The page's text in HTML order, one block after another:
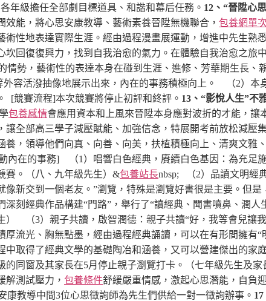
年級擔任全部劇目標道具、和諧和幕后任務。 12、“晉陞心
能，將心思安康教導、藝術素養晉陞無機聯合， 包養網單次
性地表達實際生涯。經由過程漫畫展運動，增進中先生熟
回復復興力，找到自我治愈的氣力。在體驗自我治愈之旅
情勢，藝術性的表達本身在碰到生涯、進修、芳華期生長、
容活潑抽像地展示出來，內在的事務積極向上。
（2）本
[競賽流程]本次競賽將停止初評和終評。 13、“影悅人生”不
包養感情會應用資本和上風來晉陞本身應對波折的才能，讓
讓全部高三學子減壓賦能、加強信念，特展開考前放松減壓
，領導他們向真、向善、向美，扶植積極向上、清爽文雅
內在的事務] （1）唱響白色經典，賡續白色基因：為充足
。（八、九年級先生） &包養站長nbsp; （2）品讀文明經
新交到一個老友。”瀏覽，特殊是瀏覽好書很是主要。但
刻經典作品構建“門路”，舉行了“讀經典、聞書噴鼻、潤人
（3）親子共讀，啟智潤德：親子共讀“好，我等會兒讓
流光、胸無點墨，經由過程經典誦讀，可以在有形間擁有
取得了經典文學的基礎陶冶和涵養，又可以營建傑出的家
同窗及其家長在5月停止親子瀏覽打卡。（七年級先生及家
解測試壓力， 包養條件舒緩嚴重情感，激起心思潛能，自負
教導中間3位心思徵詢師為先生們供給一對一徵詢辦事。